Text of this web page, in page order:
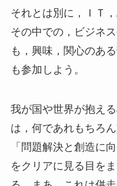
それとは別に，ＩＴ
その中での，ビジネ
も，興味，関心のあ
も参加しよう。
我が国や世界が抱え
は，何であれもちろ
「問題解決と創造に
をクリアに見る目を